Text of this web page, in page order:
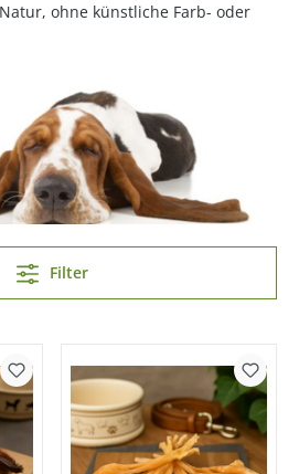
ohne künstliche Farb- oder
Filter